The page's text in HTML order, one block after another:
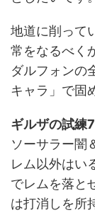
地道に削って
常をなるべく
ダルフォンの
キャラ」で固
ギルザの試練
ソーサラー闇
レム以外はい
でレムを落と
は打消しを所